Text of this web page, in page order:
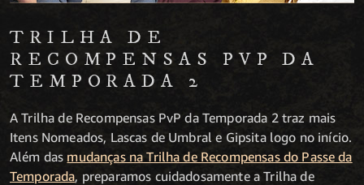
TRILHA DE
RECOMPENSAS PVP DA
TEMPORADA 2
A Trilha de Recompensas PvP da Temporada 2 traz mais
Itens Nomeados, Lascas de Umbral e Gipsita logo no início.
Além das mudanças na Trilha de Recompensas do Passe da
Temporada, preparamos cuidadosamente a Trilha de